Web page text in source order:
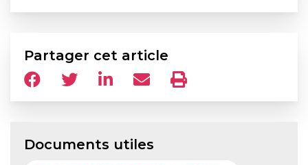
Partager cet article
Documents utiles